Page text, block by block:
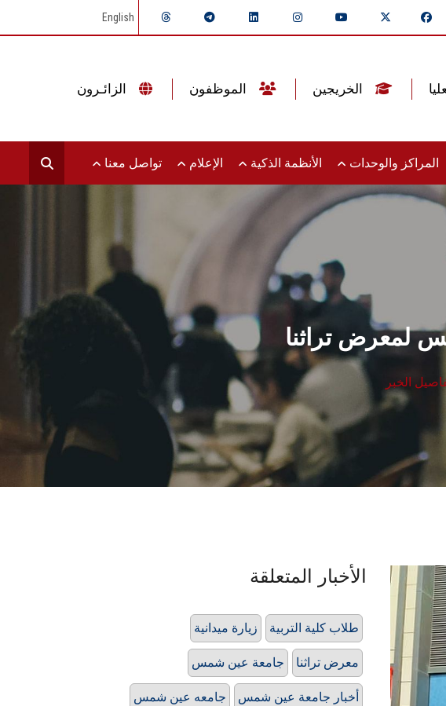
English
المراكز والوحدات الأنظمة الذكية الإعلام تواصل معنا
لمعرض تراثنا
الخبر
الأخبار المتعلقة
زيارة ميدانية طلاب كلية التربية
جامعة عين شمس معرض تراثنا
جامعه عين شمس أخبار جامعة عين شمس